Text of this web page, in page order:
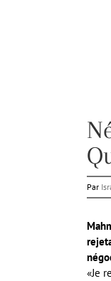
Par
«Je